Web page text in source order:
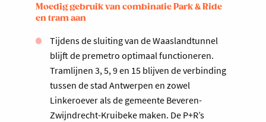
Moedig gebruik van combinatie Park & Ride
en tram aan
Tijdens de sluiting van de Waaslandtunnel
blijft de premetro optimaal functioneren.
Tramlijnen 3, 5, 9 en 15 blijven de verbinding
tussen de stad Antwerpen en zowel
Linkeroever als de gemeente Beveren-
Zwijndrecht-Kruibeke maken. De P+R’s